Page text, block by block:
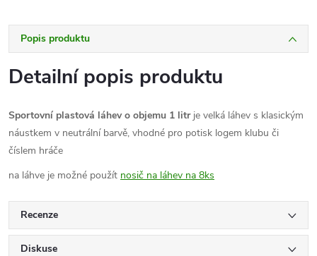
Popis produktu
Detailní popis produktu
Sportovní plastová láhev o objemu 1 litr je velká láhev s klasickým
náustkem v neutrální barvě, vhodné pro potisk logem klubu či
číslem hráče
na láhve je možné použít nosič na láhev na 8ks
Recenze
Diskuse